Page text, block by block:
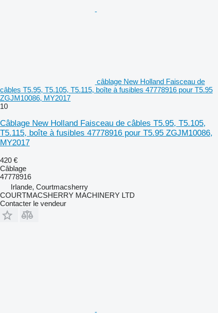
câblage New Holland Faisceau de
câbles T5.95, T5.105, T5.115, boîte à fusibles 47778916 pour T5.95
ZGJM10086, MY2017
10
Câblage New Holland Faisceau de câbles T5.95, T5.105,
T5.115, boîte à fusibles 47778916 pour T5.95 ZGJM10086,
MY2017
420 €
Câblage
47778916
Irlande, Courtmacsherry
COURTMACSHERRY MACHINERY LTD
Contacter le vendeur